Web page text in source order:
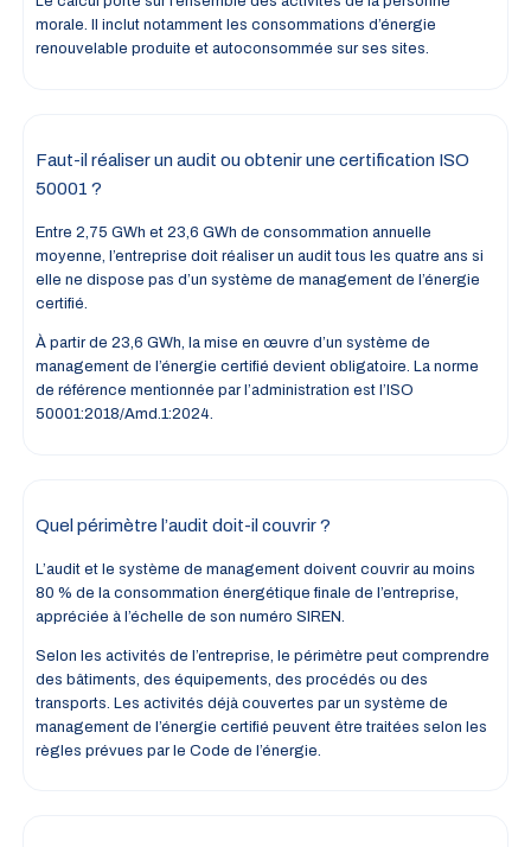
morale. Il inclut notamment les consommations d’énergie
renouvelable produite et autoconsommée sur ses sites.
Faut-il réaliser un audit ou obtenir une certification ISO
50001 ?
Entre 2,75 GWh et 23,6 GWh de consommation annuelle
moyenne, l’entreprise doit réaliser un audit tous les quatre ans si
elle ne dispose pas d’un système de management de l’énergie
certifié.
À partir de 23,6 GWh, la mise en œuvre d’un système de
management de l’énergie certifié devient obligatoire. La norme
de référence mentionnée par l’administration est l’ISO
50001:2018/Amd.1:2024.
Quel périmètre l’audit doit-il couvrir ?
L’audit et le système de management doivent couvrir au moins
80 % de la consommation énergétique finale de l’entreprise,
appréciée à l’échelle de son numéro SIREN.
Selon les activités de l’entreprise, le périmètre peut comprendre
des bâtiments, des équipements, des procédés ou des
transports. Les activités déjà couvertes par un système de
management de l’énergie certifié peuvent être traitées selon les
règles prévues par le Code de l’énergie.